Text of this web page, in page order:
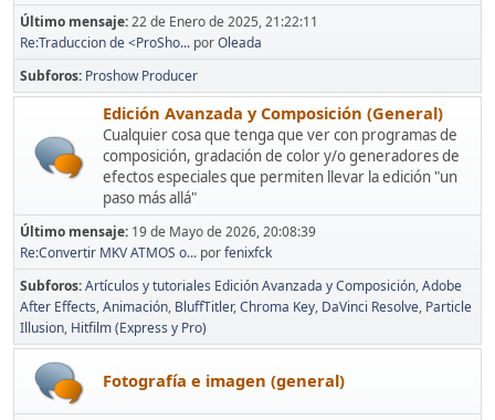
Último mensaje:22 de Enero de 2025, 21:22:11
Re:Traduccion de <ProSho... porOleada
Subforos Proshow Producer
Edición Avanzada y Composición (General)
Cualquier cosa que tenga que ver con programas de
composición, gradación de color y/o generadores de
efectos especiales que permiten llevar la edición "un
paso más allá"
Último mensaje: 19 de Mayo de 2026, 20:08:39
Re:Convertir MKV ATMOS o... porfenixfck
Subforos Artículos y tutoriales Edición Avanzada y Composición Adobe
After Effects Animación BluffTitler Chroma Key DaVinci Resolve Particle
Illusion Hitfilm (Express y Pro)
Fotografía e imagen (general)